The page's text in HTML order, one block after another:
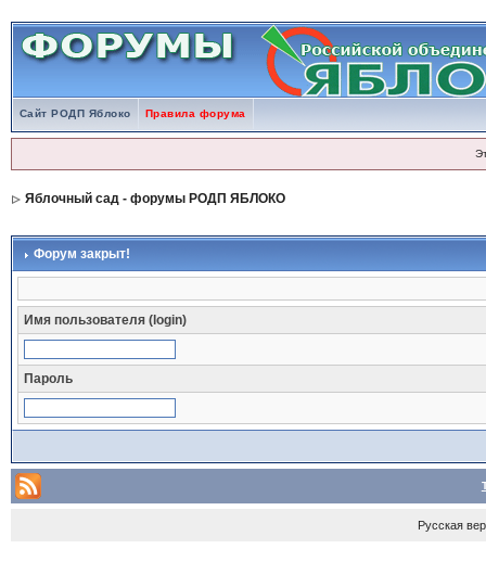
Сайт РОДП Яблоко Правила форума
Яблочный сад - форумы РОДП ЯБЛОКО
Форум закрыт!
Имя пользователя (login)
Пароль
Русская